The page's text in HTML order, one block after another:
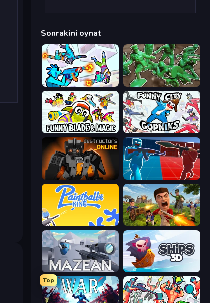
Sonrakini oynat
Gravity Arena Shooter Soldiers - Capture and Control!
Funny Blade & Magic Funny City: Gopniks
Destructors Online Battle of the Soldiers: Red vs Blue
Paintball King Redcoats.io
Mazean Ships 3D
Top